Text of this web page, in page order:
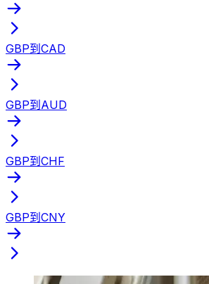
GBP到CAD
GBP到AUD
GBP到CHF
GBP到CNY